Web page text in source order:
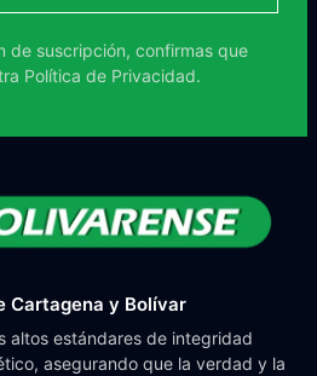
de suscripción, confirmas que
Política de Privacidad.
Cartagena y Bolívar
altos estándares de integridad
asegurando que la verdad y la